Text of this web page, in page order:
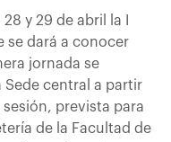
y 29 de abril la I
se dará a conocer
jornada se
Sede central a partir
prevista para
de la Facultad de